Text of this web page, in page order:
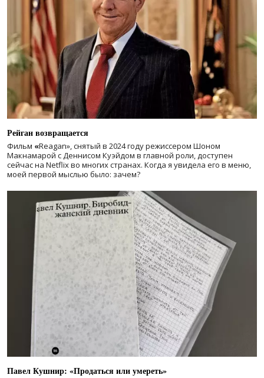
Рейган возвращается
Фильм «Reagan», снятый в 2024 годурежиссером Шоном
Макнамарой с Деннисом Куэйдом в главной роли, доступен
сейчас на Netflix во многих странах. Когда я увидела его в меню,
моей первой мыслью было: зачем?
Павел Кушнир: «Продаться или умереть»